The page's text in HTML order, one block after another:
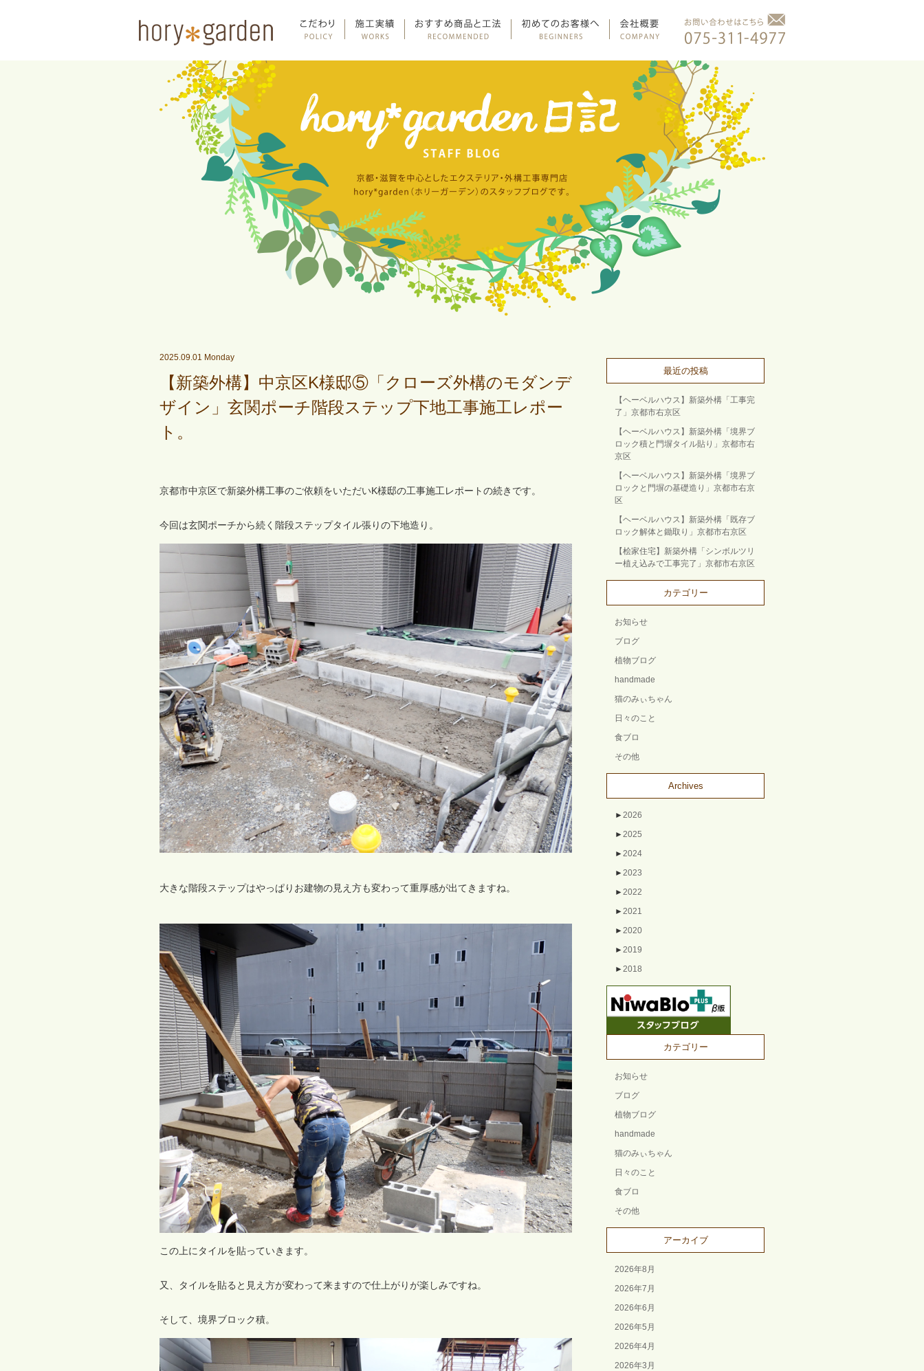
2025.09.01 Monday
【新築外構】中京区K様邸⑤「クローズ外構のモダンデ
ザイン」玄関ポーチ階段ステップ下地工事施工レポー
ト。
京都市中京区で新築外構工事のご依頼をいただいK様邸の工事施工レポートの続きです。
今回は玄関ポーチから続く階段ステップタイル張りの下地造り。
大きな階段ステップはやっぱりお建物の見え方も変わって重厚感が出てきますね。
この上にタイルを貼っていきます。
又、タイルを貼ると見え方が変わって来ますので仕上がりが楽しみですね。
そして、境界ブロック積。
最近の投稿
【ヘーベルハウス】新築外構「工事完
了」京都市右京区
【ヘーベルハウス】新築外構「境界ブ
ロック積と門塀タイル貼り」京都市右
京区
【ヘーベルハウス】新築外構「境界ブ
ロックと門塀の基礎造り」京都市右京
区
【ヘーベルハウス】新築外構「既存ブ
ロック解体と鋤取り」京都市右京区
【桧家住宅】新築外構「シンボルツリ
ー植え込みで工事完了」京都市右京区
カテゴリー
お知らせ
ブログ
植物ブログ
handmade
猫のみぃちゃん
日々のこと
食ブロ
その他
Archives
►2026
►2025
►2024
►2023
►2022
►2021
►2020
►2019
►2018
カテゴリー
お知らせ
ブログ
植物ブログ
handmade
猫のみぃちゃん
日々のこと
食ブロ
その他
アーカイブ
2026年8月
2026年7月
2026年6月
2026年5月
2026年4月
2026年3月